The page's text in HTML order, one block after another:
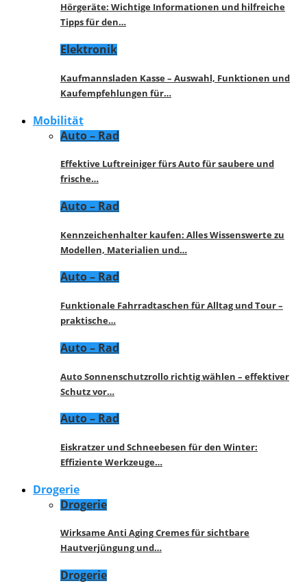
Hörgeräte: Wichtige Informationen und hilfreiche
Tipps für den…
Elektronik
Kaufmannsladen Kasse – Auswahl, Funktionen und
Kaufempfehlungen für…
Mobilität
Auto – Rad
Effektive Luftreiniger fürs Auto für saubere und
frische…
Auto – Rad
Kennzeichenhalter kaufen: Alles Wissenswerte zu
Modellen, Materialien und…
Auto – Rad
Funktionale Fahrradtaschen für Alltag und Tour –
praktische…
Auto – Rad
Auto Sonnenschutzrollo richtig wählen – effektiver
Schutz vor…
Auto – Rad
Eiskratzer und Schneebesen für den Winter:
Effiziente Werkzeuge…
Drogerie
Drogerie
Wirksame Anti Aging Cremes für sichtbare
Hautverjüngung und…
Drogerie